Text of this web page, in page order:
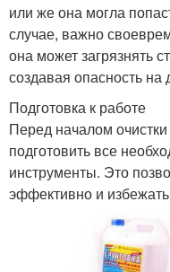
или же она могла
случае, важно
она может загрязнять
создавая опасность на
Подготовка к работе
Перед началом
подготовить все
инструменты. Это
эффективно и